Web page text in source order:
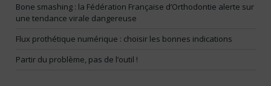
Bone smashing : la Fédération Française d’Orthodontie alerte sur
une tendance virale dangereuse
Flux prothétique numérique : choisir les bonnes indications
Partir du problème, pas de l’outil !